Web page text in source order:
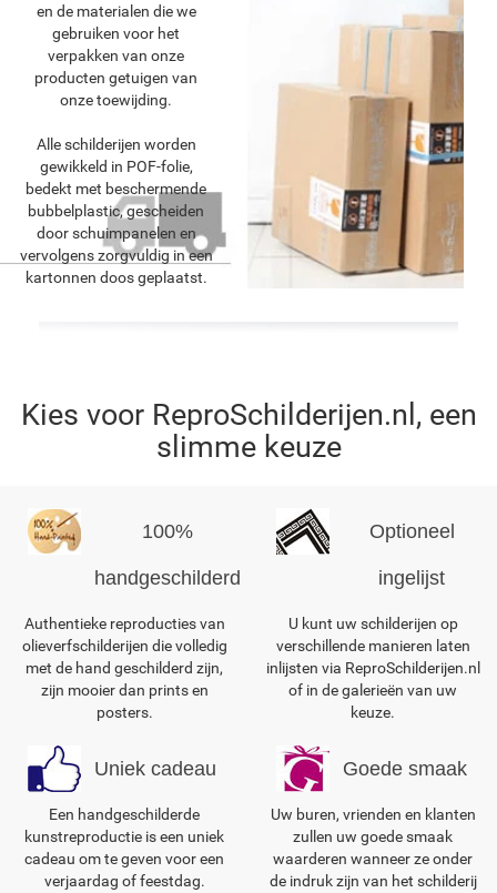
en de materialen die we
gebruiken voor het
verpakken van onze
producten getuigen van
onze toewijding.
Alle schilderijen worden
gewikkeld in POF-folie,
bedekt met beschermende
bubbelplastic, gescheiden
door schuimpanelen en
vervolgens zorgvuldig in een
kartonnen doos geplaatst.
Kies voor ReproSchilderijen.nl, een
slimme keuze
100%
handgeschilderd
Authentieke reproducties van
olieverfschilderijen die volledig
met de hand geschilderd zijn,
zijn mooier dan prints en
posters.
Optioneel
ingelijst
U kunt uw schilderijen op
verschillende manieren laten
inlijsten via ReproSchilderijen.nl
of in de galerieën van uw
keuze.
Uniek cadeau
Een handgeschilderde
kunstreproductie is een uniek
cadeau om te geven voor een
verjaardag of feestdag.
Goede smaak
Uw buren, vrienden en klanten
zullen uw goede smaak
waarderen wanneer ze onder
de indruk zijn van het schilderij